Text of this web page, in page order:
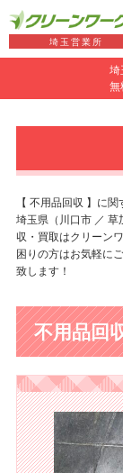
埼
無
埼玉営業所
【 不用品回収 】に
埼玉県（川口市 ／ 草
収・買取はクリーン
困りの方はお気軽に
致します！
不用品回